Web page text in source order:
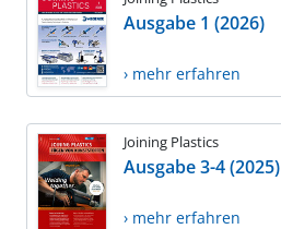
Ausgabe 1 (2026)
› mehr erfahren
Joining Plastics
Ausgabe 3-4 (2025)
› mehr erfahren